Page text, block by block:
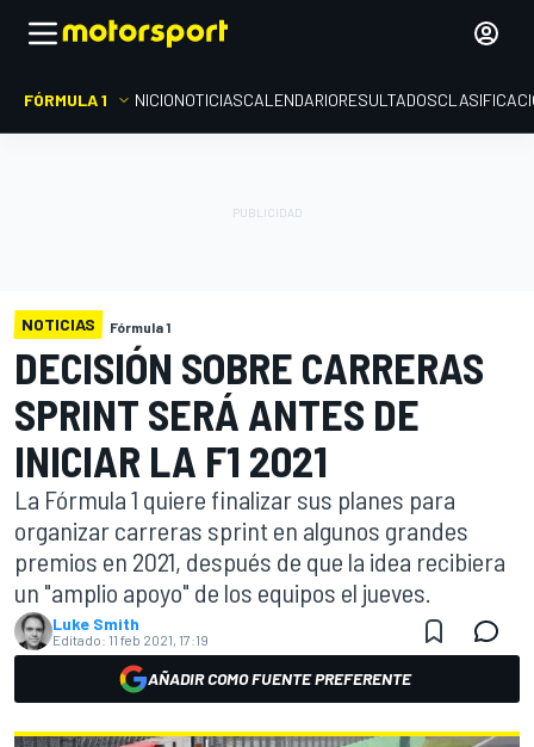
FÓRMULA 1 INICIONOTICIASCALENDARIORESULTADOS
NOTICIAS Fórmula 1
DECISIÓN SOBRE CARRERAS
SPRINT SERÁ ANTES DE
INICIAR LA F1 2021
La Fórmula 1 quiere finalizar sus planes para
organizar carreras sprint en algunos grandes
premios en 2021, después de que la idea recibiera
un "amplio apoyo" de los equipos el jueves.
Luke Smith
Editado: 11 feb 2021, 17:19
AÑADIR COMO FUENTE PREFERENTE